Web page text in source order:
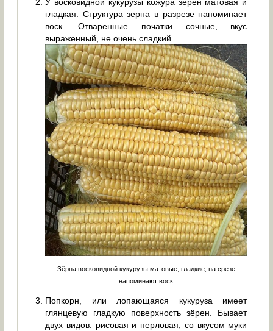
гладкая. Структура зерна в разрезе напоминает
воск. Отваренные початки сочные, вкус
выраженный, не очень сладкий.
Зёрна восковидной кукурузы матовые, гладкие, на срезе
напоминают воск
Попкорн, или лопающаяся кукуруза имеет
глянцевую гладкую поверхность зёрен. Бывает
двух видов: рисовая и перловая, со вкусом муки